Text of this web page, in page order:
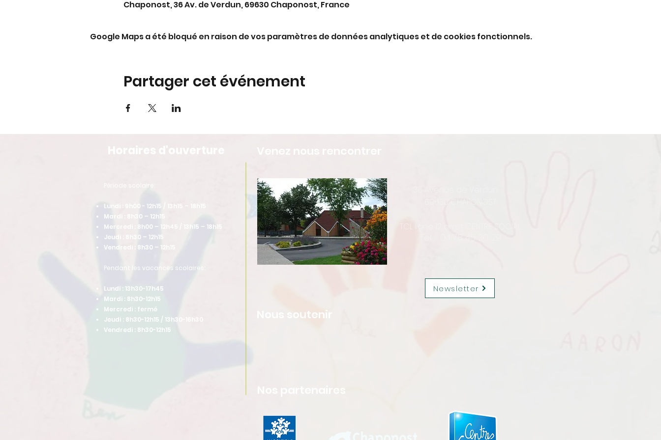
Chaponost, 36 Av. de Verdun, 69630 Chaponost, France
Google Maps a été bloqué en raison de vos paramètres de données analytiques et de cookies fonctionnels.
Partager cet événement
Horaires d'ouverture
​Période scolaire:
Lundi : 9h00 - 12h15 / 13h15 – 18h15
Mardi : 8h30 – 12h15
Mercredi : 8h00 – 12h45 / 13h15 – 18h15
Jeudi : 8h30 – 12h15
Vendredi : 8h30 – 12h15
Pendant les vacances scolaires:
Lundi : 13h30-17h45
Mardi : 8h30-12h15
Mercredi : fermé
Jeudi : 8h30-12h15 / 13h30-16h30
Vendredi : 8h30-12h15
Nous soutenir
Newsletter
Nos partenaires